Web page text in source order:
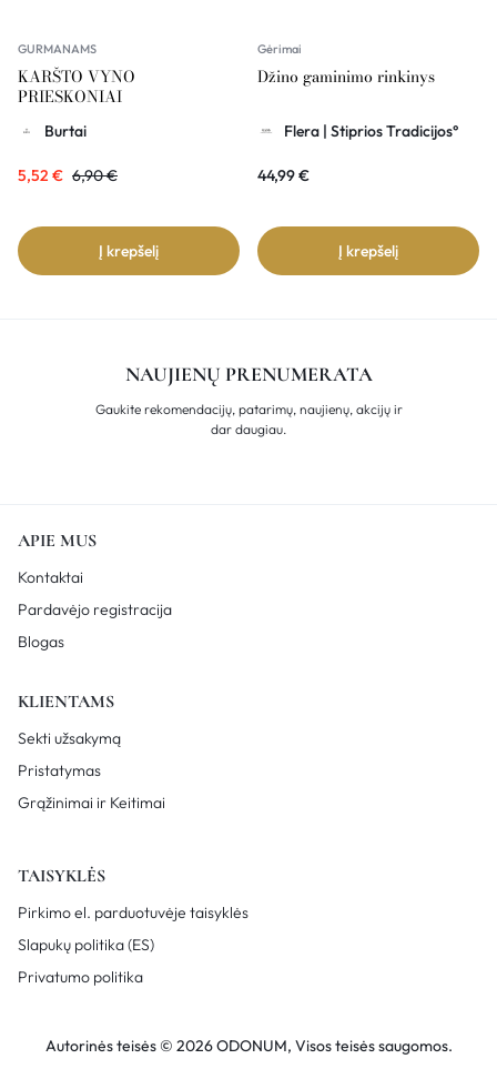
GURMANAMS
KARŠTO VYNO
PRIESKONIAI
Burtai
5,52 € 6,90€
Į krepšelį
Gėrimai
Džino gaminimo rinkinys
Flera | Stiprios Tradicijos°
44,99€
Į krepšelį
NAUJIENŲ PRENUMERATA
Gaukite rekomendacijų, patarimų, naujienų, akcijų ir
dar daugiau.
APIE MUS
Kontaktai
Pardavėjo registracija
Blogas
KLIENTAMS
Sekti užsakymą
Pristatymas
Grąžinimai ir Keitimai
TAISYKLĖS
Pirkimo el. parduotuvėje taisyklės
Slapukų politika (ES)
Privatumo politika
Autorinės teisės © 2026 ODONUM, Visos teisės saugomos.